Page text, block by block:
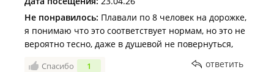
Не понравилось: Плавали по 8 человек на дорожке,
я понимаю что это соответствует нормам, но это не
вероятно тесно, даже в душевой не повернуться,
Спасибо 1 ответить